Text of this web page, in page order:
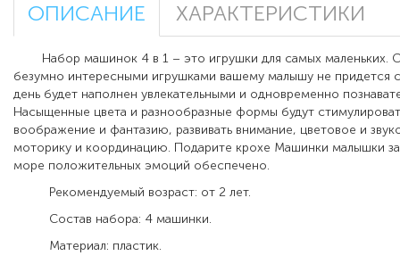
ОПИСАНИЕ ХАРАКТЕРИСТИКИ
Набор машинок 4 в 1 – это игрушки для самых маленьких. С
безумно интересными игрушками вашему малышу не придется
день будет наполнен увлекательными и одновременно
Насыщенные цвета и разнообразные формы будут
воображение и фантазию, развивать внимание, цветовое и
моторику и координацию. Подарите крохе Машинки малышки
море положительных эмоций обеспечено.
Рекомендуемый возраст: от 2 лет.
Состав набора: 4 машинки.
Материал: пластик.